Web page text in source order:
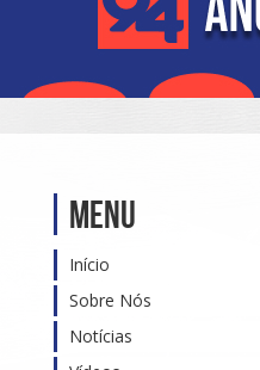
Menu
Início
Sobre Nós
Notícias